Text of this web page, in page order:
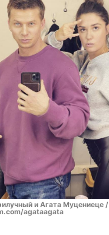
и Агата Муцениеце /
agataagata